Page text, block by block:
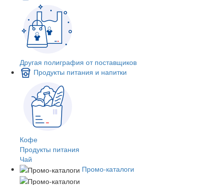
Другая полиграфия от поставщиков
Продукты питания и напитки
Кофе
Продукты питания
Чай
Промо-каталоги